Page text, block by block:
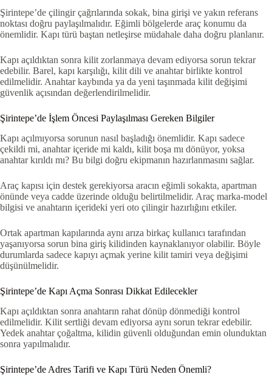
Şirintepe’de çilingir çağrılarında sokak, bina girişi ve yakın referans
noktası doğru paylaşılmalıdır. Eğimli bölgelerde araç konumu da
önemlidir. Kapı türü baştan netleşirse müdahale daha doğru planlanır.
Kapı açıldıktan sonra kilit zorlanmaya devam ediyorsa sorun tekrar
edebilir. Barel, kapı karşılığı, kilit dili ve anahtar birlikte kontrol
edilmelidir. Anahtar kaybında ya da yeni taşınmada kilit değişimi
güvenlik açısından değerlendirilmelidir.
Şirintepe’de İşlem Öncesi Paylaşılması Gereken Bilgiler
Kapı açılmıyorsa sorunun nasıl başladığı önemlidir. Kapı sadece
çekildi mi, anahtar içeride mi kaldı, kilit boşa mı dönüyor, yoksa
anahtar kırıldı mı? Bu bilgi doğru ekipmanın hazırlanmasını sağlar.
Araç kapısı için destek gerekiyorsa aracın eğimli sokakta, apartman
önünde veya cadde üzerinde olduğu belirtilmelidir. Araç marka-model
bilgisi ve anahtarın içerideki yeri oto çilingir hazırlığını etkiler.
Ortak apartman kapılarında aynı arıza birkaç kullanıcı tarafından
yaşanıyorsa sorun bina giriş kilidinden kaynaklanıyor olabilir. Böyle
durumlarda sadece kapıyı açmak yerine kilit tamiri veya değişimi
düşünülmelidir.
Şirintepe’de Kapı Açma Sonrası Dikkat Edilecekler
Kapı açıldıktan sonra anahtarın rahat dönüp dönmediği kontrol
edilmelidir. Kilit sertliği devam ediyorsa aynı sorun tekrar edebilir.
Yedek anahtar çoğaltma, kilidin güvenli olduğundan emin olunduktan
sonra yapılmalıdır.
Şirintepe’de Adres Tarifi ve Kapı Türü Neden Önemli?